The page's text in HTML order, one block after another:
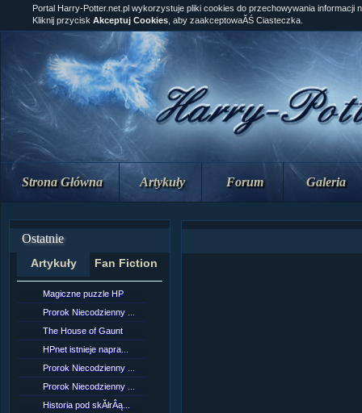
Strona Główna Artykuły Forum Galeria
Ostatnie
Artykuły Fan Fiction
Magiczne puzzle HP
Prorok Niecodzienny ...
The House of Gaunt
HPnet istnieje napra...
Prorok Niecodzienny ...
Prorok Niecodzienny ...
Historia pod skĂłrÂą...
Portal Harry-Potter.net.pl wykorzystuje pliki cookies do przechowywania informacji
Kliknij przycisk Akceptuj Cookies , aby zaakceptowaĂŚ Ciasteczka.